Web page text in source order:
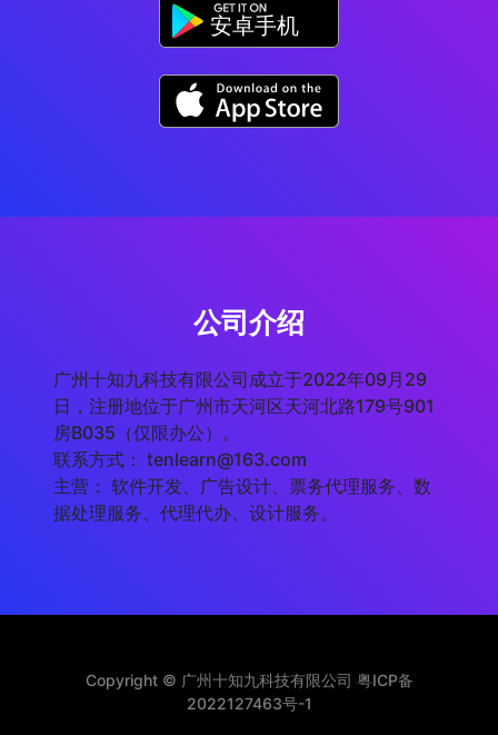
公司介绍
广州十知九科技有限公司成立于2022年09月29
日，注册地位于广州市天河区天河北路179号901
房B035（仅限办公）。
联系方式： tenlearn@163.com
主营： 软件开发、广告设计、票务代理服务、数
据处理服务、代理代办、设计服务。
Copyright © 广州十知九科技有限公司 粤ICP备
2022127463号-1